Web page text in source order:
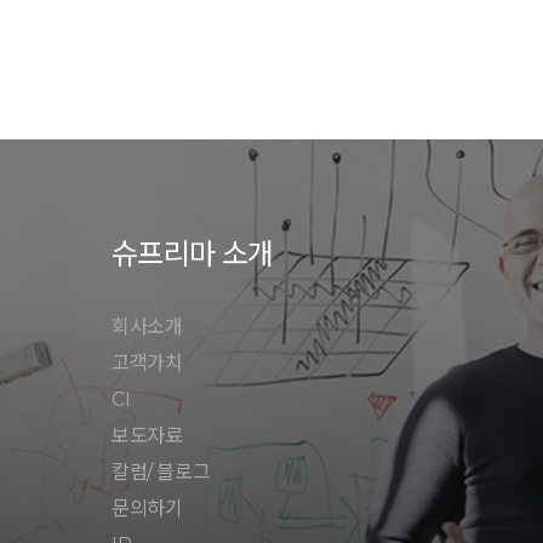
슈프리마 소개
회사소개
고객가치
CI
보도자료
칼럼/ 블로그
문의하기